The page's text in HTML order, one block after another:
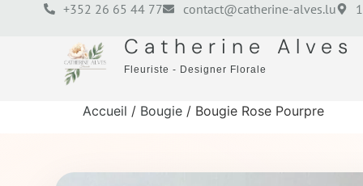
+352 26 65 44 77 contact@catherine-alves.lu
Catherine Alves
Fleuriste - Designer Florale
Accueil / Bougie / Bougie Rose Pourpre